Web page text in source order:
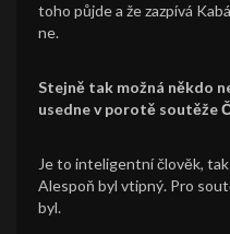
toho půjde a že zazpívá
ne.
Stejně tak možná někdo
usedne v porotě soutěže
Je to inteligentní člověk,
Alespoň byl vtipný. Pro
byl.